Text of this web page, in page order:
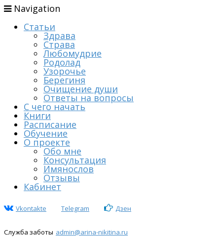
Navigation
Статьи
Здрава
Страва
Любомудрие
Родолад
Узорочье
Берегиня
Очищение души
Ответы на вопросы
С чего начать
Книги
Расписание
Обучение
О проекте
Обо мне
Консультация
Имянослов
Отзывы
Кабинет
Vkontakte Telegram Дзен
Служба заботы admin@arina-nikitina.ru